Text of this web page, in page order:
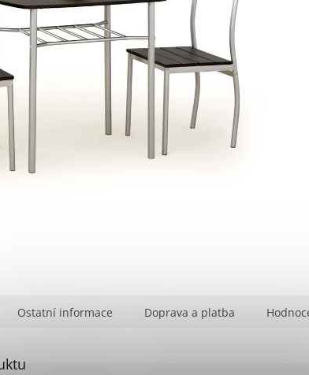
Ostatní informace Doprava a platba